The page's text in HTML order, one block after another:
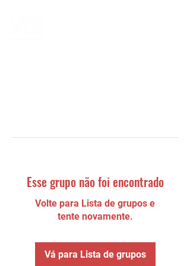
Esse grupo não foi encontrado
Volte para Lista de grupos e
tente novamente.
Vá para Lista de grupos